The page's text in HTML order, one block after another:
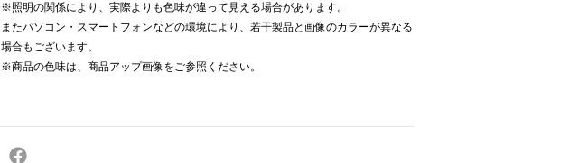
※照明の関係により、実際よりも色味が違って見える場合があります。
またパソコン・スマートフォンなどの環境により、若干製品と画像のカラーが異なる
場合もございます。
※商品の色味は、商品アップ画像をご参照ください。